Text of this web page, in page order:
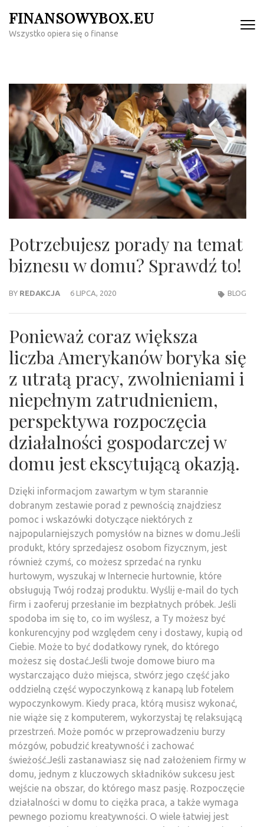
content
FINANSOWYBOX.EU
Wszystko opiera się o finanse
Potrzebujesz porady na temat
biznesu w domu? Sprawdź to!
BY REDAKCJA 6 LIPCA, 2020 BLOG
Ponieważ coraz większa
liczba Amerykanów boryka się
z utratą pracy, zwolnieniami i
niepełnym zatrudnieniem,
perspektywa rozpoczęcia
działalności gospodarczej w
domu jest ekscytującą okazją.
Dzięki informacjom zawartym w tym starannie
dobranym zestawie porad z pewnością znajdziesz
pomoc i wskazówki dotyczące niektórych z
najpopularniejszych pomysłów na biznes w domu.Jeśli
produkt, który sprzedajesz osobom fizycznym, jest
również czymś, co możesz sprzedać na rynku
hurtowym, wyszukaj w Internecie hurtownie, które
obsługują Twój rodzaj produktu. Wyślij e-mail do tych
firm i zaoferuj przesłanie im bezpłatnych próbek. Jeśli
spodoba im się to, co im wyślesz, a Ty możesz być
konkurencyjny pod względem ceny i dostawy, kupią od
Ciebie. Może to być dodatkowy rynek, do którego
możesz się dostać.Jeśli twoje domowe biuro ma
wystarczająco dużo miejsca, stwórz jego część jako
oddzielną część wypoczynkową z kanapą lub fotelem
wypoczynkowym. Kiedy praca, którą musisz wykonać,
nie wiąże się z komputerem, wykorzystaj tę relaksującą
przestrzeń. Może pomóc w przeprowadzeniu burzy
mózgów, pobudzić kreatywność i zachować
świeżość.Jeśli zastanawiasz się nad założeniem firmy w
domu, jednym z kluczowych składników sukcesu jest
wejście na obszar, do którego masz pasję. Rozpoczęcie
działalności w domu to ciężka praca, a także wymaga
pewnego poziomu kreatywności. O wiele łatwiej jest